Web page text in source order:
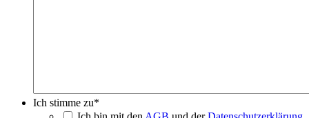
Ich stimme zu*